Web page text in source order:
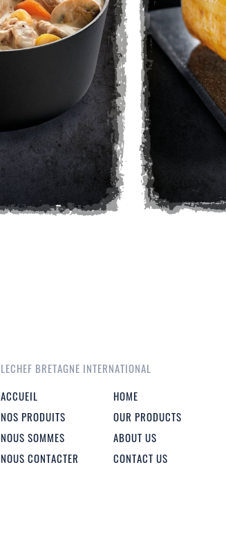
LECHEF BRETAGNE INTERNATIONAL
ACCUEIL
NOS PRODUITS
NOUS SOMMES
NOUS CONTACTER
HOME
OUR PRODUCTS
ABOUT US
CONTACT US